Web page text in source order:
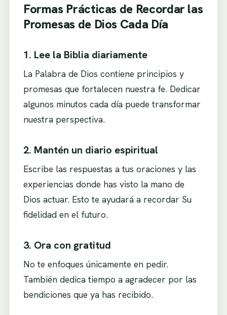
Formas Prácticas de Recordar las
Promesas de Dios Cada Día
1. Lee la Biblia diariamente
La Palabra de Dios contiene principios y
promesas que fortalecen nuestra fe. Dedicar
algunos minutos cada día puede transformar
nuestra perspectiva.
2. Mantén un diario espiritual
Escribe las respuestas a tus oraciones y las
experiencias donde has visto la mano de
Dios actuar. Esto te ayudará a recordar Su
fidelidad en el futuro.
3. Ora con gratitud
No te enfoques únicamente en pedir.
También dedica tiempo a agradecer por las
bendiciones que ya has recibido.